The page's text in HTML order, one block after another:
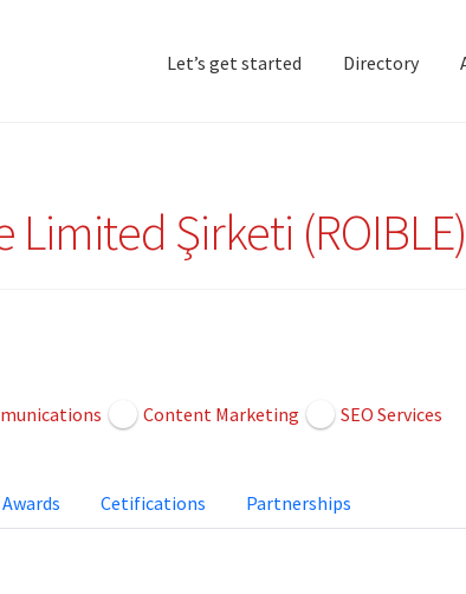
Let’s get started Directory
Şirketi
Content Marketing
SEO Services
Awards Cetifications Partnerships